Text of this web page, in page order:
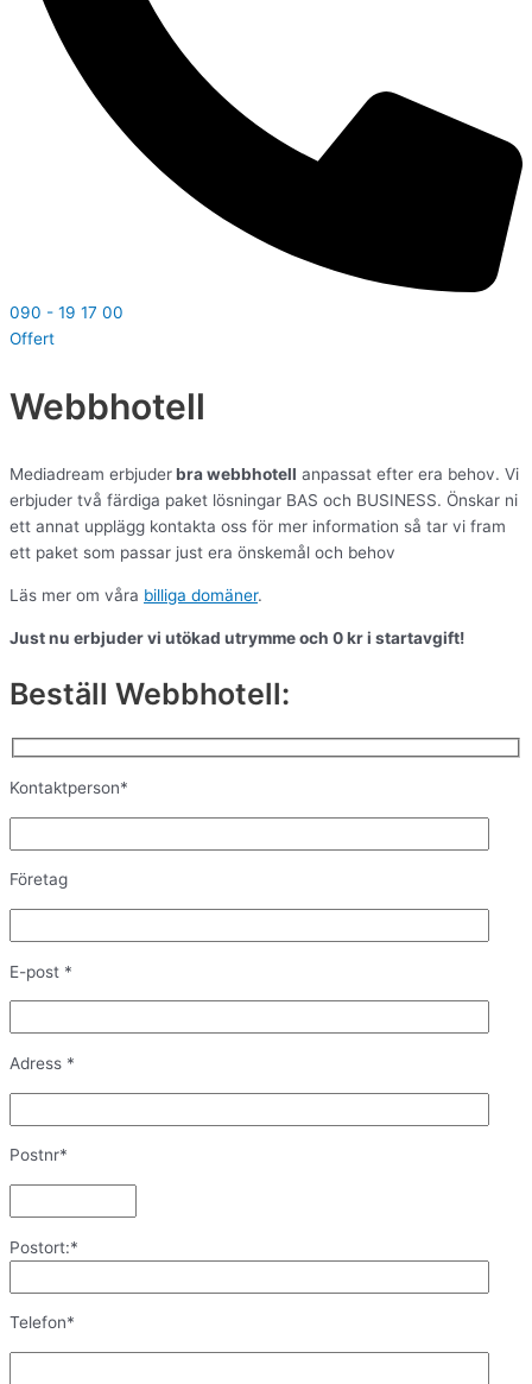
090 - 19 17 00
Offert
Webbhotell
Mediadream erbjuderbra webbhotell anpassat efter era behov. Vi
erbjuder två färdiga paket lösningar BAS och BUSINESS. Önskar ni
ett annat upplägg kontakta oss för mer information så tar vi fram
ett paket som passar just era önskemål och behov
Läs mer om våra billiga domäner.
Just nu erbjuder vi utökad utrymme och 0 kr i startavgift!
Beställ Webbhotell:
Kontaktperson*
Företag
E-post *
Adress *
Postnr*
Postort:*
Telefon*